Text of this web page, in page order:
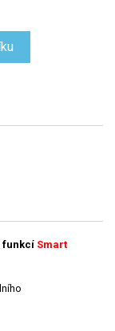
funkcí Smart